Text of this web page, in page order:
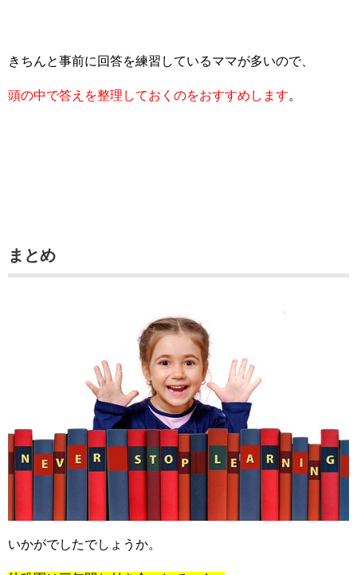
きちんと事前に回答を練習しているママが多いので、
頭の中で答えを整理しておくのをおすすめします。
まとめ
いかがでしたでしょうか。